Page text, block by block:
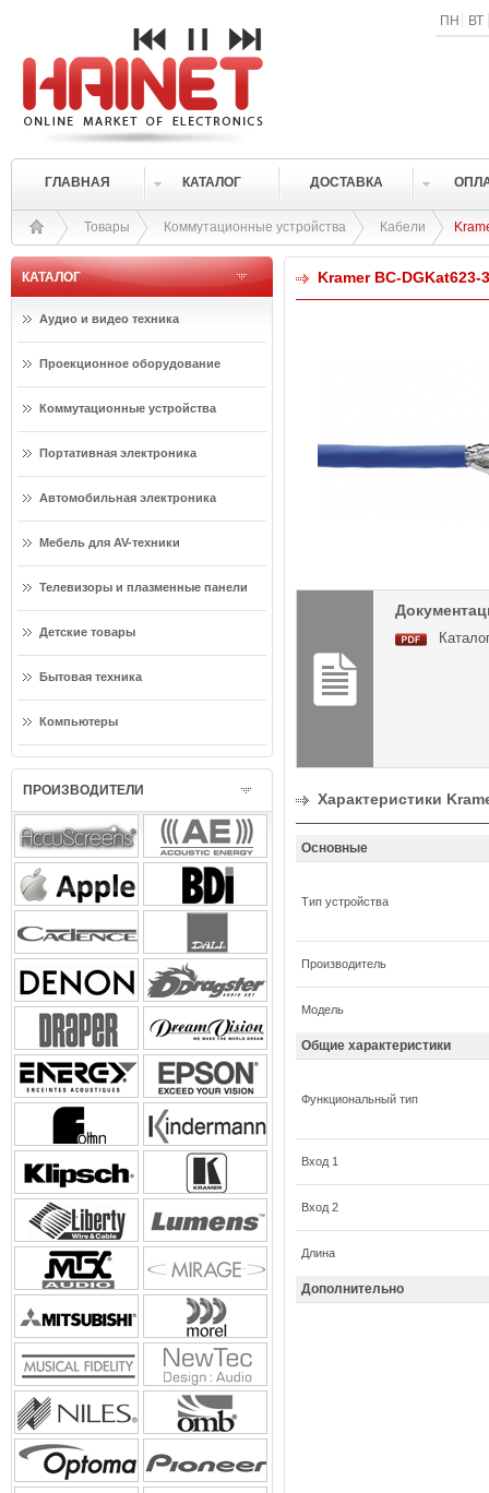
ПН ВТ
ГЛАВНАЯ КАТАЛОГ ДОСТАВКА
Товары Коммутационные устройства Кабели
КАТАЛОГ
Аудио и видео техника
Проекционное оборудование
Коммутационные устройства
Портативная электроника
Автомобильная электроника
Мебель для AV-техники
Телевизоры и плазменные панели
Детские товары
Бытовая техника
Компьютеры
ПРОИЗВОДИТЕЛИ
Kramer BC-DGKat623-
Характеристики
Основные
Тип устройства
Производитель
Модель
Общие характеристики
Функциональный тип
Вход 1
Вход 2
Длина
Дополнительно